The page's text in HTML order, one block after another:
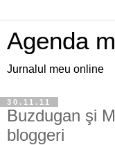
Agenda
Jurnalul meu online
30.11.11
Buzdugan şi
bloggeri